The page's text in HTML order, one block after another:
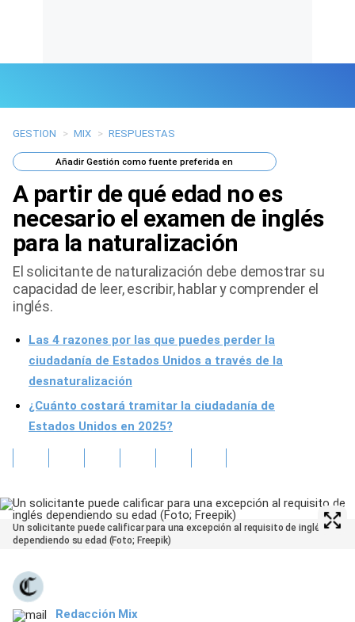
Últimas Noticias
Mi Bolsillo
Respuestas
Gente
Vida Laboral
Tendencias Mix
GESTION > MIX > RESPUESTAS
AñadirGestión como fuente preferida en
A partir de qué edad no es
necesario el examen de inglés
para la naturalización
El solicitante de naturalización debe demostrar su
capacidad de leer, escribir, hablar y comprender el
inglés.
Las 4 razones por las que puedes perder la
ciudadanía de Estados Unidos a través de la
desnaturalización
¿Cuánto costará tramitar la ciudadanía de
Estados Unidos en 2025?
Un solicitante puede calificar para una excepción al requisito de inglés
dependiendo su edad (Foto; Freepik)
Redacción Mix